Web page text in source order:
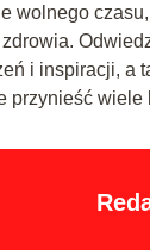
wolnego
i inspiracji, a